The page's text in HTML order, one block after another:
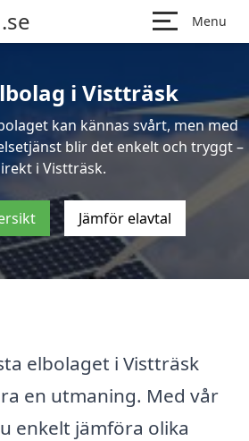
Menu
i Vistträsk
kan kännas svårt, men med
blir det enkelt och tryggt –
i Vistträsk.
Jämför elavtal
elbolaget i Vistträsk
en utmaning. Med vår
enkelt jämföra olika